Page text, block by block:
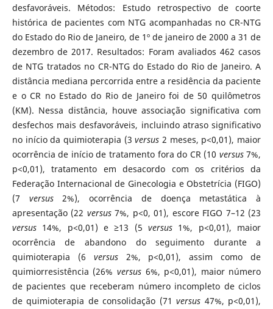
desfavoráveis. Métodos: Estudo retrospectivo de coorte
histórica de pacientes com NTG acompanhadas no CR-NTG
do Estado do Rio de Janeiro, de 1º de janeiro de 2000 a 31 de
dezembro de 2017. Resultados: Foram avaliados 462 casos
de NTG tratados no CR-NTG do Estado do Rio de Janeiro. A
distância mediana percorrida entre a residência da paciente
e o CR no Estado do Rio de Janeiro foi de 50 quilômetros
(KM). Nessa distância, houve associação significativa com
desfechos mais desfavoráveis, incluindo atraso significativo
no início da quimioterapia (3versus 2 meses, p<0,01), maior
ocorrência de início de tratamento fora do CR (10 versus7%,
p<0,01), tratamento em desacordo com os critérios da
Federação Internacional de Ginecologia e Obstetrícia (FIGO)
(7 versus2%), ocorrência de doença metastática à
apresentação (22 versus7%, p<0, 01), escore FIGO 7–12 (23
versus14%, p<0,01) e ≥13 (5versus 1%, p<0,01), maior
ocorrência de abandono do seguimento durante a
quimioterapia (6 versus2%, p<0,01), assim como de
quimiorresistência (26% versus 6%, p<0,01), maior número
de pacientes que receberam número incompleto de ciclos
de quimioterapia de consolidação (71versus 47%, p<0,01),